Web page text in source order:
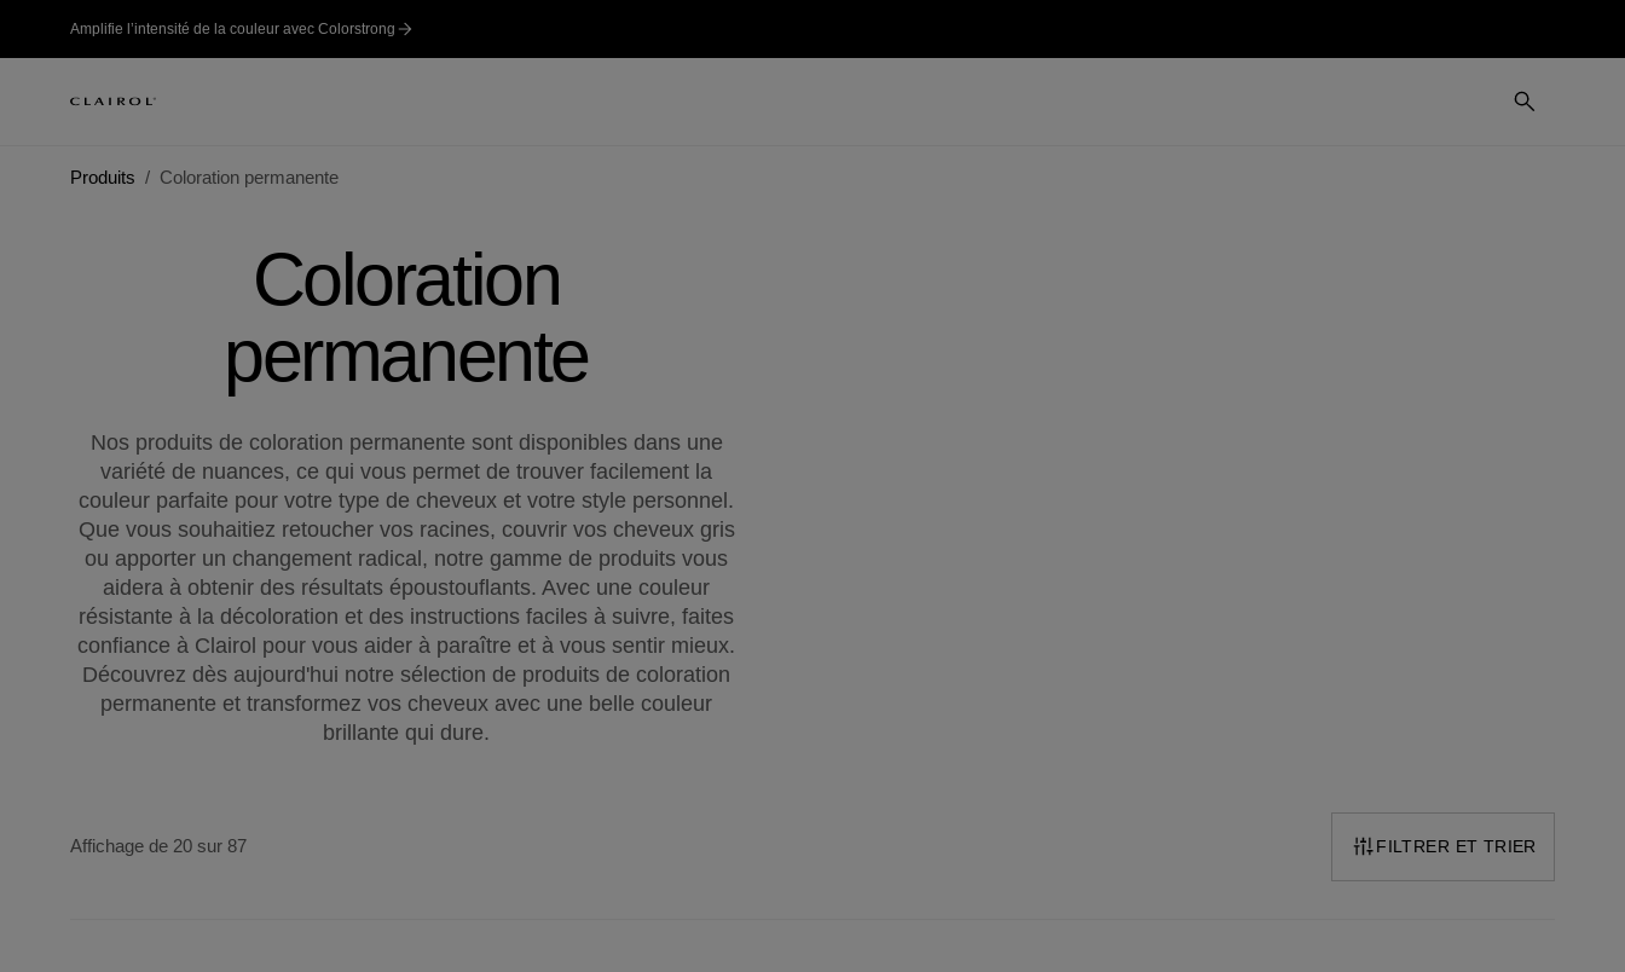
Amplifie l’intensité de la couleur avec Colorstrong
Produits Coloration permanente
Coloration
permanente
Nos produits de coloration permanente sont disponibles dans une
variété de nuances, ce qui vous permet de trouver facilement la
couleur parfaite pour votre type de cheveux et votre style personnel.
Que vous souhaitiez retoucher vos racines, couvrir vos cheveux gris
ou apporter un changement radical, notre gamme de produits vous
aidera à obtenir des résultats époustouflants. Avec une couleur
résistante à la décoloration et des instructions faciles à suivre, faites
confiance à Clairol pour vous aider à paraître et à vous sentir mieux.
Découvrez dès aujourd'hui notre sélection de produits de coloration
permanente et transformez vos cheveux avec une belle couleur
brillante qui dure.
Affichage de 20 sur 87 FILTRER ET TRIER